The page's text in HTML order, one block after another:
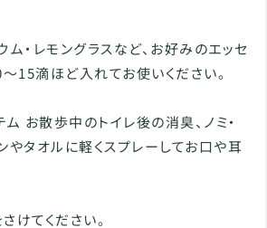
ム・レモングラスなど、お好みのエッセ
15滴ほど入れてお使いください。
ム お散歩中のトイレ後の消臭、ノミ・
やタオルに軽くスプレーしてお口や耳
けてください。